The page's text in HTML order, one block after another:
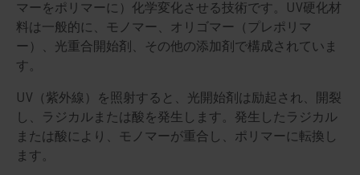
マーをポリマーに）化学変化させる技術です。UV硬化材
料は一般的に、モノマー、オリゴマー（プレポリマ
ー）、光重合開始剤、その他の添加剤で構成されていま
す。
UV（紫外線）を照射すると、光開始剤は励起され、開裂
し、ラジカルまたは酸を発生します。発生したラジカル
または酸により、モノマーが重合し、ポリマーに転換し
ます。